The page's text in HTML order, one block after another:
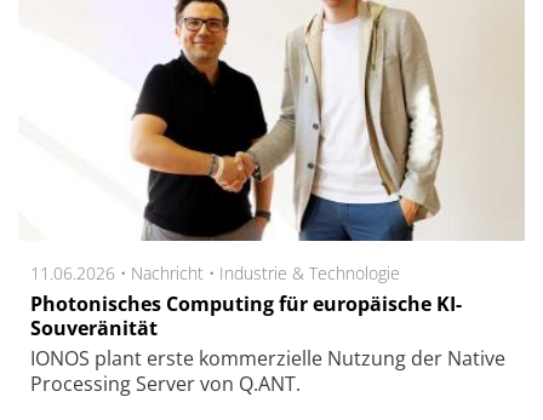
11.06.2026 • Nachricht • Industrie & Technologie
Photonisches Computing für europäische KI-
Souveränität
IONOS plant erste kom­mer­ziel­le Nut­zung der Native
Pro­ces­sing Ser­ver von Q.ANT.